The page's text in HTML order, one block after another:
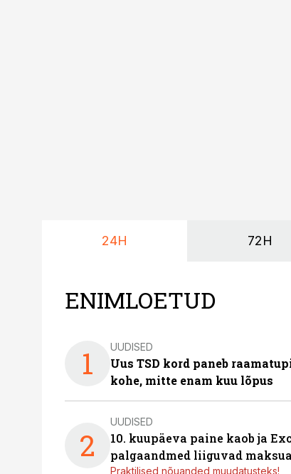
24H 72H
ENIMLOETUD
1 UUDISED
Uus TSD kord paneb
kohe, mitte enam kuu lõpus
2
UUDISED
10. kuupäeva paine kaob ja
palgaandmed liiguvad
Praktilised nõuanded muudatusteks!